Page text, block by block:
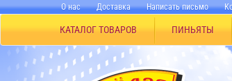
О нас Доставка Написать письмо
КАТАЛОГ ТОВАРОВ ПИНЬЯТЫ